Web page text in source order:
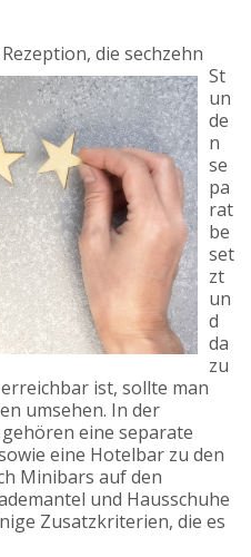
eption, die sechzehn
St
un
de
n
se
pa
rat
be
set
zt
un
d
da
zu
ist, sollte man
umsehen. In der
eine separate
eine Hotelbar zu den
Minibars auf den
und Hausschuhe
Zusatzkriterien, die es